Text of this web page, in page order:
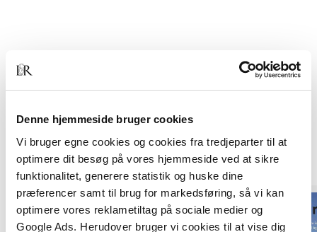
Denne hjemmeside bruger cookies
Vi bruger egne cookies og cookies fra tredjeparter til at
optimere dit besøg på vores hjemmeside ved at sikre
funktionalitet, generere statistik og huske dine
præferencer samt til brug for markedsføring, så vi kan
optimere vores reklametiltag på sociale medier og
Google Ads. Herudover bruger vi cookies til at vise dig
Andre har også købt